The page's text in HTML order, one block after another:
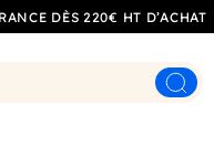
DÈS 220€ HT D’ACHAT